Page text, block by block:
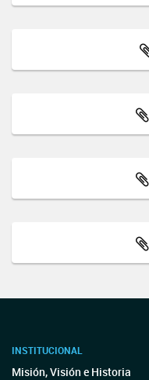
INSTITUCIONAL
Misión, Visión e Historia